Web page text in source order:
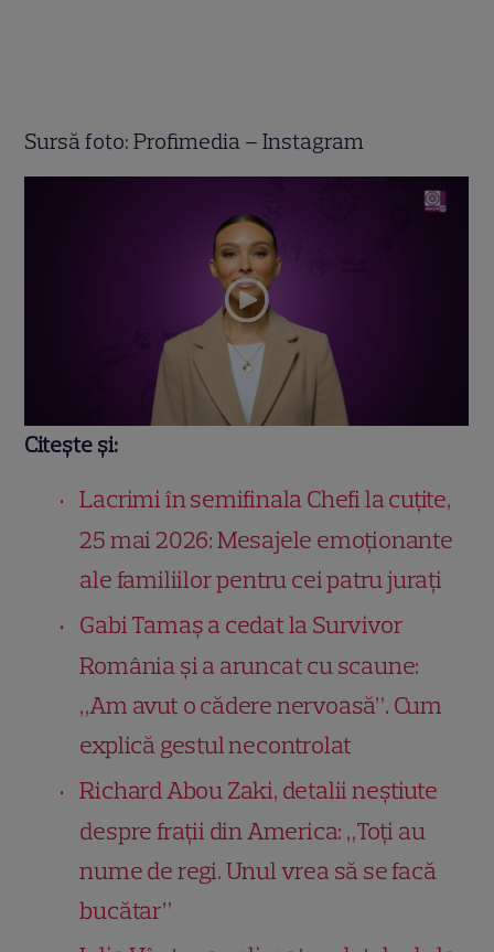
Sursă foto: Profimedia – Instagram
Citește și:
Lacrimi în semifinala Chefi la cuțite,
25 mai 2026: Mesajele emoționante
ale familiilor pentru cei patru jurați
Gabi Tamaș a cedat la Survivor
România și a aruncat cu scaune:
„Am avut o cădere nervoasă”. Cum
explică gestul necontrolat
Richard Abou Zaki, detalii neștiute
despre frații din America: „Toți au
nume de regi. Unul vrea să se facă
bucătar”